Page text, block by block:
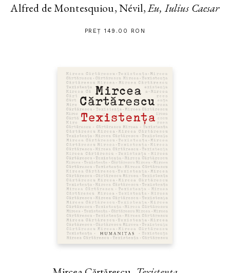
Alfred de Montesquiou, Névil,Eu, Iulius Caesar
PREȚ 149.00 RON